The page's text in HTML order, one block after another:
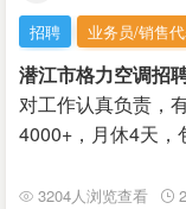
招聘 业务员/销售
潜江市格力空调招
对工作认真负责，
4000+，月休4天，
3204人浏览查看